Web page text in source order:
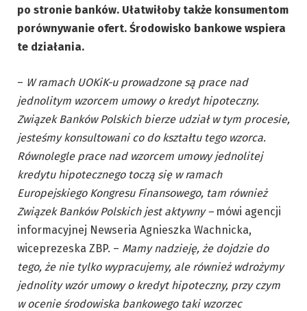
po stronie banków. Ułatwiłoby także konsumentom
porównywanie ofert. Środowisko bankowe wspiera
te działania.
– W ramach UOKiK-u prowadzone są prace nad
jednolitym wzorcem umowy o kredyt hipoteczny.
Związek Banków Polskich bierze udział w tym procesie,
jesteśmy konsultowani co do kształtu tego wzorca.
Równolegle prace nad wzorcem umowy jednolitej
kredytu hipotecznego toczą się w ramach
Europejskiego Kongresu Finansowego, tam również
Związek Banków Polskich jest aktywny –mówi agencji
informacyjnej Newseria Agnieszka Wachnicka,
wiceprezeska ZBP. – Mamy nadzieję, że dojdzie do
tego, że nie tylko wypracujemy, ale również wdrożymy
jednolity wzór umowy o kredyt hipoteczny, przy czym
w ocenie środowiska bankowego taki wzorzec